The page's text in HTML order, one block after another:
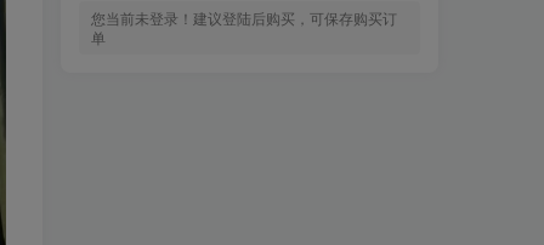
您当前未登录！建议登陆后购买，可保存购买订
单